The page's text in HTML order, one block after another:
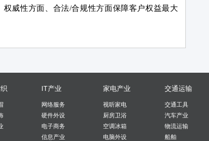
威性方面、合法/合规性方面保障客户权益最大
IT产业
网络服务
硬件外设
电子商务
信息产业
家电产业
视听家电
厨房卫浴
空调冰箱
电脑外设
交通运输
交通工具
汽车产业
物流运输
船舶